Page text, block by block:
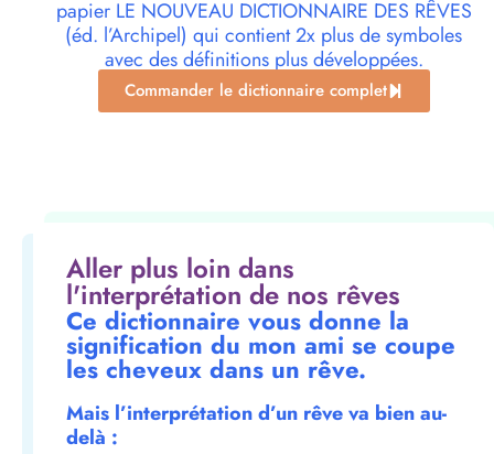
papier LE NOUVEAU DICTIONNAIRE DES RÊVES
(éd. l’Archipel) qui contient 2x plus de symboles
avec des définitions plus développées.
Commander le dictionnaire complet
Aller plus loin dans
l'interprétation de nos rêves
Ce dictionnaire vous donne la
signification du mon ami se coupe
les cheveux dans un rêve.
Mais l’interprétation d’un rêve va bien au-
delà :